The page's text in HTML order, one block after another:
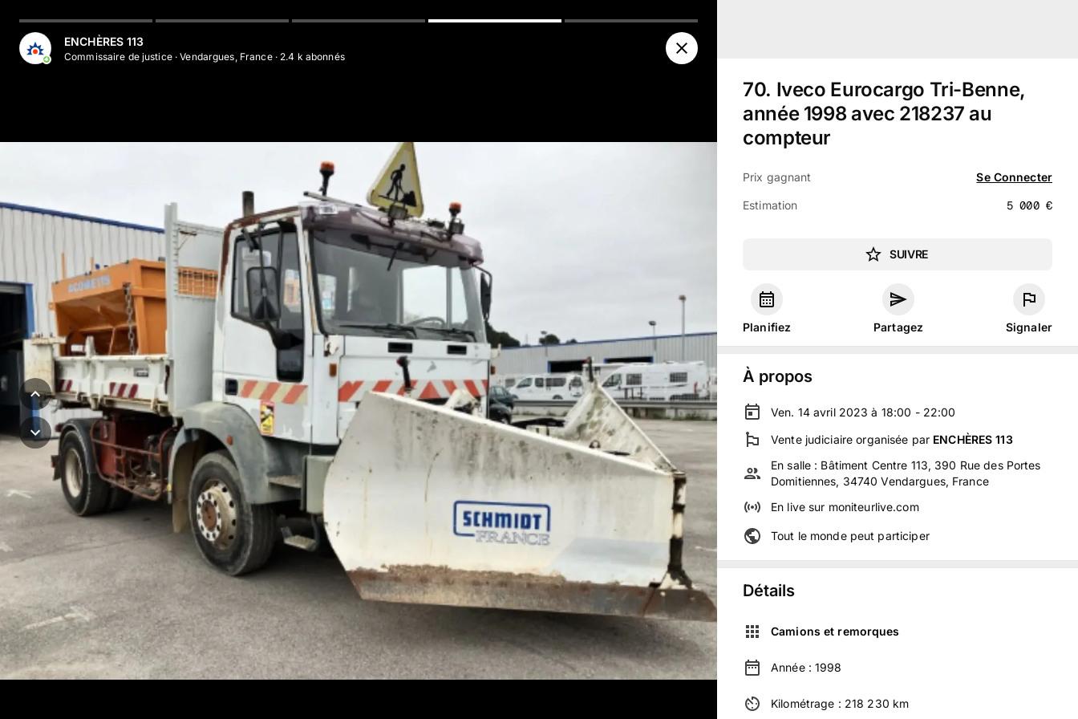
ENCHÈRES 113
Commissaire de justice·Vendargues, France· 2.4 kabonnés
70. Iveco Eurocargo Tri-Benne,
année 1998 avec 218237 au
compteur
Prix gagnant Se Connecter
Estimation 5 000 €
SUIVRE
Planifiez Partagez Signaler
À propos
Ven. 14 avril 2023 à 18:00 - 22:00
Vente judiciaire organisée par ENCHÈRES 113
En salle : Bâtiment Centre 113, 390 Rue des Portes
Domitiennes, 34740 Vendargues, France
En livesur moniteurlive.com
Tout le monde peut participer
Détails
Camions et remorques
Année :1998
Kilométrage : 218 230 km